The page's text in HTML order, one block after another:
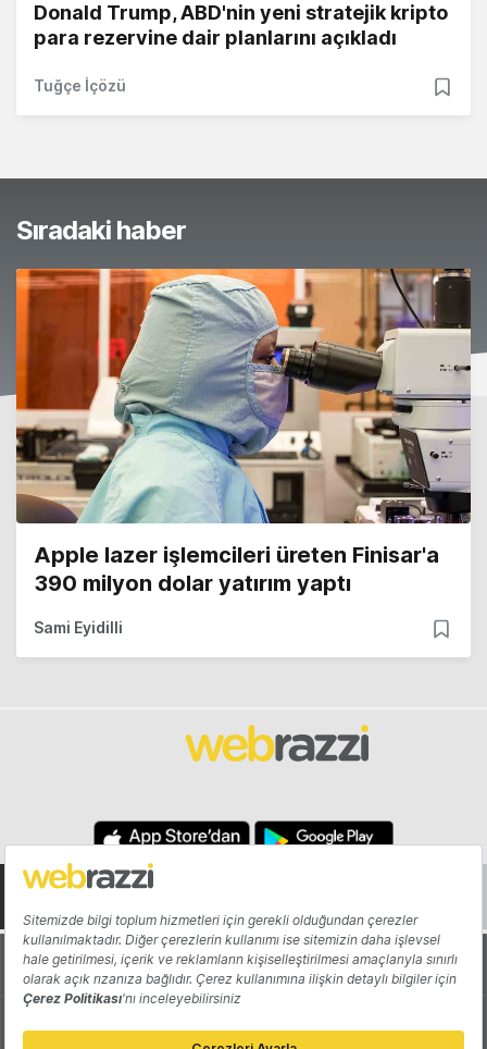
Donald Trump, ABD'nin yeni stratejik kripto
para rezervine dair planlarını açıkladı
Tuğçe İçözü
Sıradaki haber
Apple lazer işlemcileri üreten Finisar'a
390 milyon dolar yatırım yaptı
Sami Eyidilli
Hakkında Yazarlar
Katkıda Bulun Reklam